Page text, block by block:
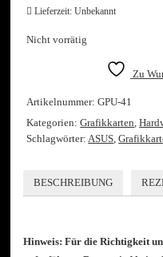
Lieferzeit: Unbekannt
Nicht vorrätig
Zu
Artikelnummer:GPU-41
Kategorien:Grafikkarten,
Schlagwörter:ASUS,
BESCHREIBUNG
Hinweis: Für die Richtigkeit